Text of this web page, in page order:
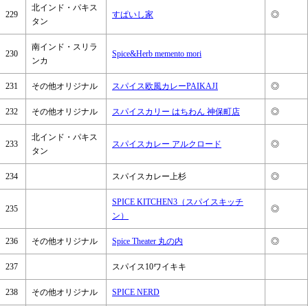
229
北インド・パキス
タン
すぱいし家 ◎
230
南インド・スリラ
ンカ
Spice&Herb memento mori
231 その他オリジナル スパイス欧風カレーPAIKAJI ◎
232 その他オリジナル スパイスカリー はちわん 神保町店 ◎
233
北インド・パキス
タン
スパイスカレー アルクロード ◎
234 スパイスカレー上杉 ◎
235
SPICE KITCHEN3（スパイスキッチ
ン）
◎
236 その他オリジナル Spice Theater 丸の内 ◎
237 スパイス10ワイキキ
238 その他オリジナル SPICE NERD